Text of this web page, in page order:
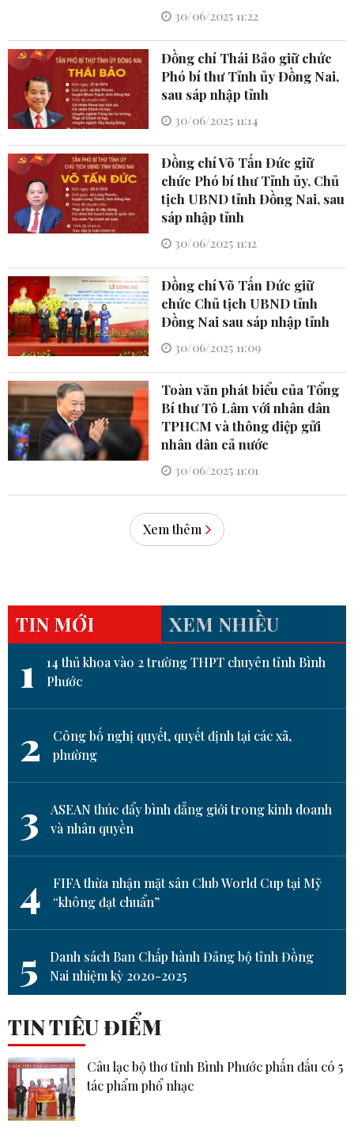
30/06/2025 11:22
Đồng chí Thái Bảo giữ chức
Phó bí thư Tỉnh ủy Đồng Nai,
sau sáp nhập tỉnh
30/06/2025 11:14
Đồng chí Võ Tấn Đức giữ
chức Phó bí thư Tỉnh ủy, Chủ
tịch UBND tỉnh Đồng Nai, sau
sáp nhập tỉnh
30/06/2025 11:12
Đồng chí Võ Tấn Đức giữ
chức Chủ tịch UBND tỉnh
Đồng Nai sau sáp nhập tỉnh
30/06/2025 11:09
Toàn văn phát biểu của Tổng
Bí thư Tô Lâm với nhân dân
TPHCM và thông điệp gửi
nhân dân cả nước
30/06/2025 11:01
Xem thêm
TIN MỚI XEM NHIỀU
1
14 thủ khoa vào 2 trường THPT chuyên tỉnh Bình
Phước
2
Công bố nghị quyết, quyết định tại các xã,
phường
3
ASEAN thúc đẩy bình đẳng giới trong kinh doanh
và nhân quyền
4
FIFA thừa nhận mặt sân Club World Cup tại Mỹ
“không đạt chuẩn”
5
Danh sách Ban Chấp hành Đảng bộ tỉnh Đồng
Nai nhiệm kỳ 2020-2025
TIN TIÊU ĐIỂM
Câu lạc bộ thơ tỉnh Bình Phước phấn đấu có 5
tác phẩm phổ nhạc